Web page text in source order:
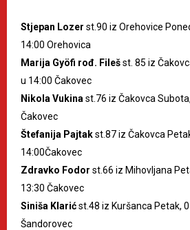
Stjepan Lozer st.90 iz Orehovice
14:00 Orehovica
Marija Gyöfi rođ. Filešst. 85 iz
u 14:00 Čakovec
Nikola Vukina st.76 iz Čakovca
Čakovec
Štefanija Pajtakst.87 iz Čakovca
14:00Čakovec
Zdravko Fodor st.66 iz Mihovljana
13:30 Čakovec
Siniša Klarićst.48 iz Kuršanca Petak,
Šandorovec